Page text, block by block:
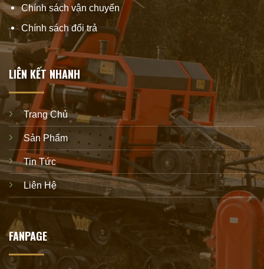
Chính sách vận chuyển
Chính sách đổi trả
LIÊN KẾT NHANH
Trang Chủ
Sản Phẩm
Tin Tức
Liên Hệ
FANPAGE